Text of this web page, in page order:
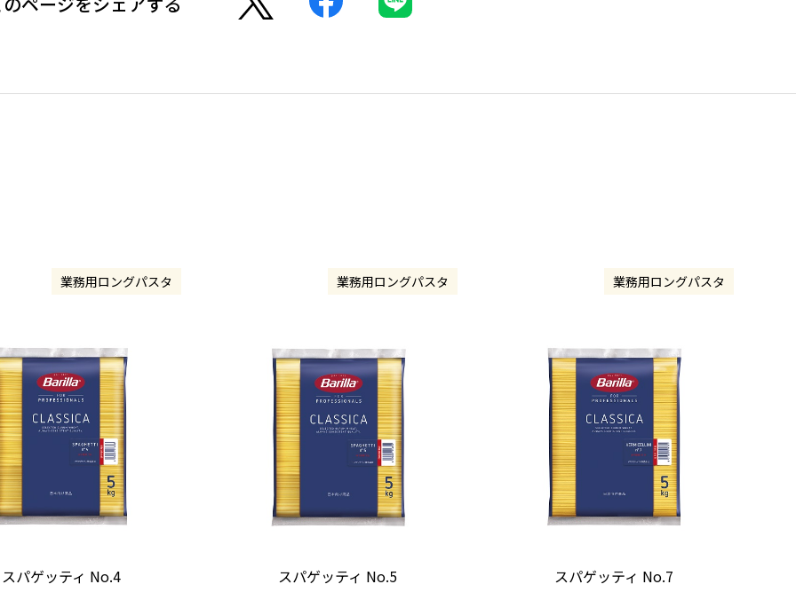
業務用ロングパスタ
スパゲッティ No.4
業務用ロングパスタ
スパゲッティ No.5
業務用ロングパスタ
スパゲッティ No.7